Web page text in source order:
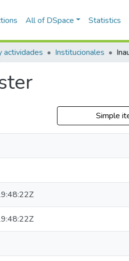
All of DSpace Statistics
actividades Institucionales
Simple